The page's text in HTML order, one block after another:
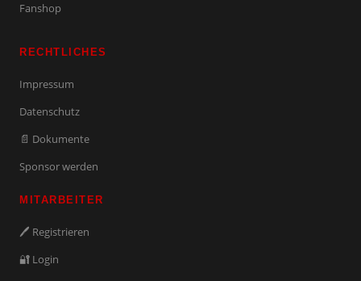
Fanshop
RECHTLICHES
Impressum
Datenschutz
📄 Dokumente
Sponsor werden
MITARBEITER
🖊️ Registrieren
🔐 Login